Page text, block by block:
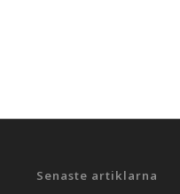
Senaste artiklarna